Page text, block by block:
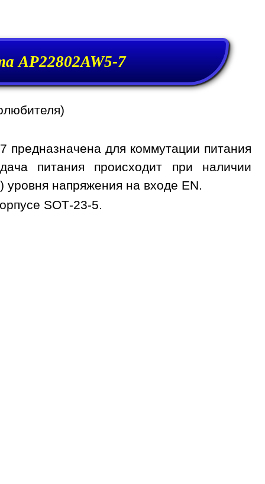
AP22802AW5-7
предназначена для коммутации питания
питания происходит при наличии
уровня напряжения на входе EN.
SOT-23-5.